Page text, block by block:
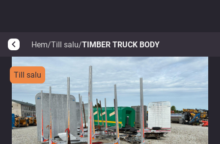
arrow_back_ios Hem/Till salu/TIMBER TRUCK BODY
Till salu